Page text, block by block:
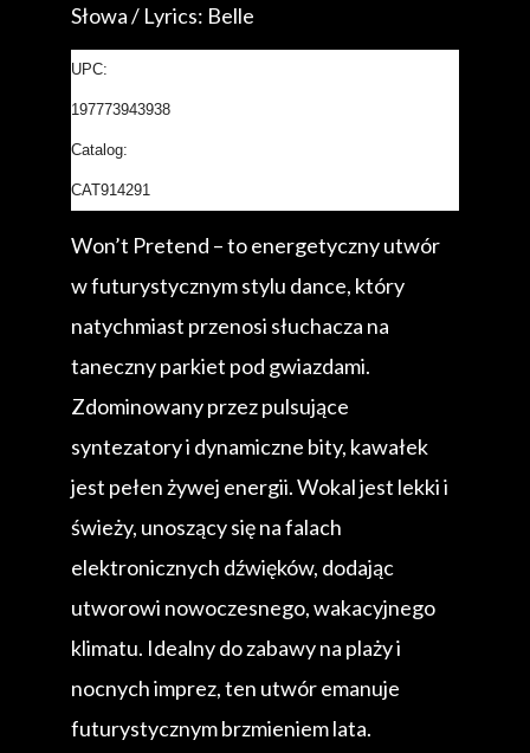
Słowa / Lyrics: Belle
UPC:
197773943938
Catalog:
CAT914291
Won’t Pretend – to energetyczny utwór
w futurystycznym stylu dance, który
natychmiast przenosi słuchacza na
taneczny parkiet pod gwiazdami.
Zdominowany przez pulsujące
syntezatory i dynamiczne bity, kawałek
jest pełen żywej energii. Wokal jest lekki i
świeży, unoszący się na falach
elektronicznych dźwięków, dodając
utworowi nowoczesnego, wakacyjnego
klimatu. Idealny do zabawy na plaży i
nocnych imprez, ten utwór emanuje
futurystycznym brzmieniem lata.